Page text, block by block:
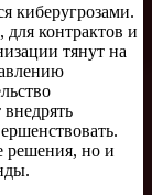
киберугрозами.
контрактов и
тянут на
решения, но и